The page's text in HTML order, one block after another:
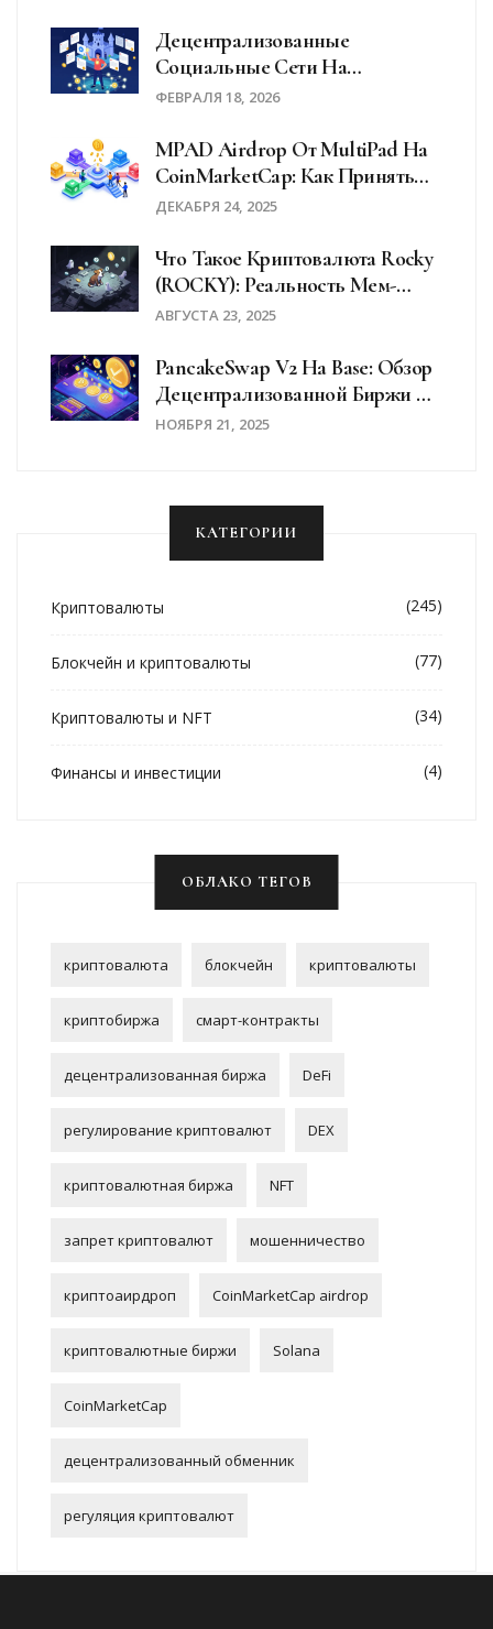
Децентрализованные
Социальные Сети На
Блокчейне: Что Это Такое И
ФЕВРАЛЯ 18, 2026
MPAD Airdrop От MultiPad На
CoinMarketCap: Как Принять
Участие И Что Нужно Знать В
ДЕКАБРЯ 24, 2025
Что Такое Криптовалюта Rocky
(ROCKY): Реальность Мем-
Монеты На Solana
АВГУСТА 23, 2025
PancakeSwap V2 На Base: Обзор
Децентрализованной Биржи С
Низкими Комиссиями
НОЯБРЯ 21, 2025
КАТЕГОРИИ
Криптовалюты (245)
Блокчейн и криптовалюты (77)
Криптовалюты и NFT (34)
Финансы и инвестиции (4)
ОБЛАКО ТЕГОВ
криптовалюта блокчейн криптовалюты
криптобиржа смарт-контракты
децентрализованная биржа DeFi
регулирование криптовалют DEX
криптовалютная биржа NFT
запрет криптовалют мошенничество
криптоаирдроп CoinMarketCap airdrop
криптовалютные биржи Solana
CoinMarketCap
децентрализованный обменник
регуляция криптовалют